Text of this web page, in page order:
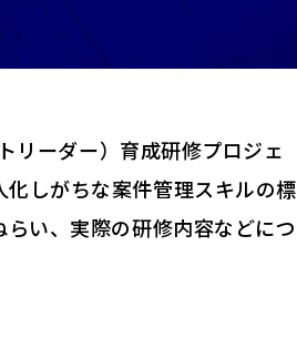
リーダー）育成研修プロジェ
しがちな案件管理スキルの標
い、実際の研修内容などにつ